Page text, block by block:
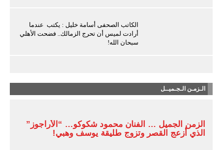
الكاتب الصحفى أسامة خليل : يكتب عندما
أرادت لميس أن تحرج الزمالك.. فضحت الأهلي
سبحان الله!
الـزمـن الـجـميــل
الزمن الجميل … الفنان محمود شكوكو… “الأراجوز”
الذي أزعج القصر وتزوج طليقة يوسف وهبي!